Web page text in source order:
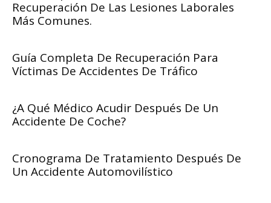
Recuperación De Las Lesiones Laborales
Más Comunes.
Guía Completa De Recuperación Para
Víctimas De Accidentes De Tráfico
¿A Qué Médico Acudir Después De Un
Accidente De Coche?
Cronograma De Tratamiento Después De
Un Accidente Automovilístico